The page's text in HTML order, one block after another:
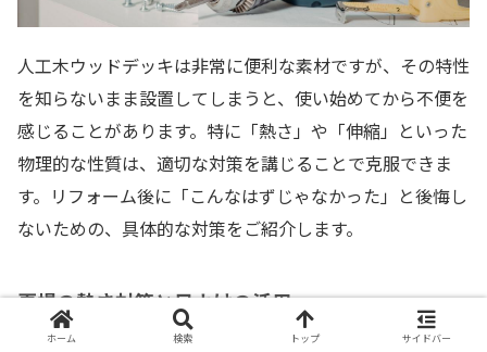
人工木ウッドデッキは非常に便利な素材ですが、その特性
を知らないまま設置してしまうと、使い始めてから不便を
感じることがあります。特に「熱さ」や「伸縮」といった
物理的な性質は、適切な対策を講じることで克服できま
す。リフォーム後に「こんなはずじゃなかった」と後悔し
ないための、具体的な対策をご紹介します。
夏場の熱さ対策と日よけの活用
ホーム 検索 トップ サイドバー